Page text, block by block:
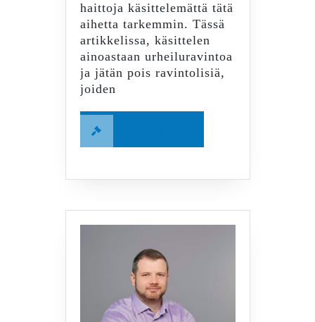
haittoja käsittelemättä tätä
aihetta tarkemmin. Tässä
artikkelissa, käsittelen
ainoastaan urheiluravintoa
ja jätän pois ravintolisiä,
joiden
More